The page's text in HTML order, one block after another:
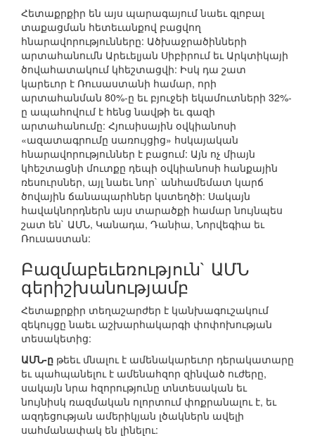
Հետաքրքիր են այս պարագայում նաեւ գլոբալ
տաքացման հետեւանքով բացվող
հնարավորությունները: Ածխաջրածինների
արտահանումն Արեւելյան Սիբիրում եւ Արկտիկայի
ծովահատակում կհեշտացվի: Իսկ դա շատ
կարեւոր է Ռուսաստանի համար, որի
արտահանման 80%-ը եւ բյուջեի եկամուտների 32%-
ը ապահովում է հենց նավթի եւ գազի
արտահանումը: Հյուսիսային օվկիանոսի
«ազատագրումը սառույցից» հսկայական
հնարավորություններ է բացում: Այն ոչ միայն
կհեշտացնի մուտքը դեպի օվկիանոսի հանքային
ռեսուրսներ, այլ նաեւ նոր` անհամեմատ կարճ
ծովային ճանապարհներ կստեղծի: Սակայն
հավակնորդներն այս տարածքի համար նույնպես
շատ են` ԱՄՆ, Կանադա, Դանիա, Նորվեգիա եւ
Ռուսաստան:
Բազմաբեւեռություն` ԱՄՆ
գերիշխանությամբ
Հետաքրքիր տեղաշարժեր է կանխագուշակում
զեկույցը նաեւ աշխարհակարգի փոփոխության
տեսակետից:
ԱՄՆ-ը թեեւ մնալու է ամենակարեւոր դերակատարը
եւ պահպանելու է ամենահզոր զինված ուժերը,
սակայն նրա հզորությունը տնտեսական եւ
նույնիսկ ռազմական ոլորտում փոքրանալու է, եւ
ազդեցության ամերիկյան լծակներն ավելի
սահմանափակ են լինելու: